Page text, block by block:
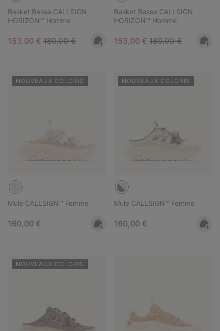
Basket Basse CALLSIGN
HORIZON™ Homme
Sale price:
153,00 € Regular price:
180,00 €
Basket Basse CALLSIGN
HORIZON™ Homme
Sale price:
153,00 € Regular price:
180,00 €
NOUVEAUX COLORIS
Mule CALLSIGN™ Femme
Regular price:
160,00 €
NOUVEAUX COLORIS
Mule CALLSIGN™ Femme
Regular price:
160,00 €
NOUVEAUX COLORIS